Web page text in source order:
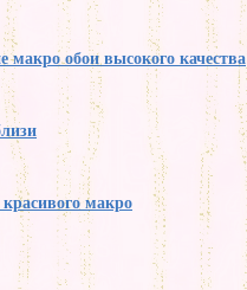
макро обои высокого качества
макро